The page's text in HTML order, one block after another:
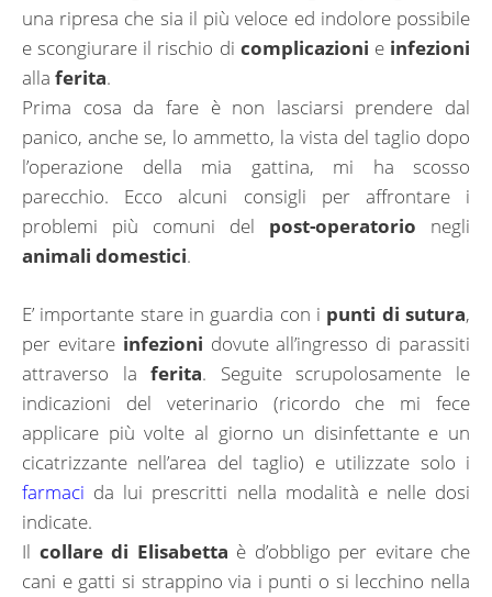
una ripresa che sia il più veloce ed indolore possibile
e scongiurare il rischio di complicazioni e infezioni
alla ferita.
Prima cosa da fare è non lasciarsi prendere dal
panico, anche se, lo ammetto, la vista del taglio dopo
l’operazione della mia gattina, mi ha scosso
parecchio. Ecco alcuni consigli per affrontare i
problemi più comuni del post-operatorio negli
animali domestici.
E’ importante stare in guardia con i punti di sutura,
per evitare infezioni dovute all’ingresso di parassiti
attraverso laferita. Seguite scrupolosamente le
indicazioni del veterinario (ricordo che mi fece
applicare più volte al giorno un disinfettante e un
cicatrizzante nell’area del taglio) e utilizzate solo i
farmaci da lui prescritti nella modalità e nelle dosi
indicate.
Il collare di Elisabetta è d’obbligo per evitare che
cani e gatti si strappino via i punti o si lecchino nella